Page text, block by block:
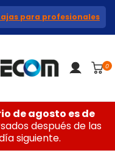
para profesionales
0
de agosto es de
después de las
siguiente.